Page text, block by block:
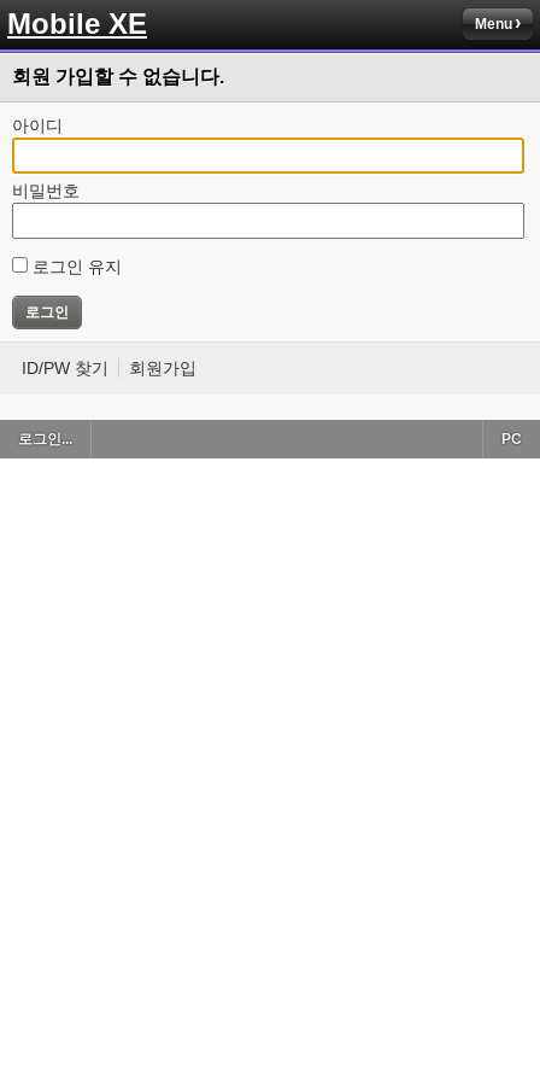
Mobile XE Menu
회원 가입할 수 없습니다.
아이디
비밀번호
로그인 유지
ID/PW 찾기 회원가입
로그인... PC